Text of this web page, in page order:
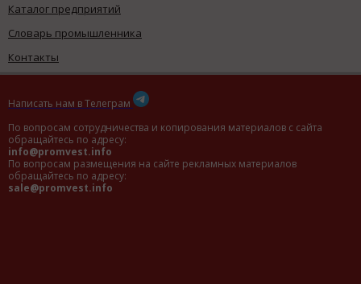
Каталог предприятий
Словарь промышленника
Контакты
Написать нам в Телеграм
По вопросам сотрудничества и копирования материалов с сайта
обращайтесь по адресу:
info@promvest.info
По вопросам размещения на сайте рекламных материалов
обращайтесь по адресу:
sale@promvest.info